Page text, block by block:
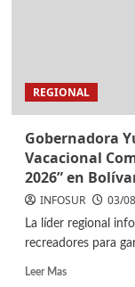
REGIONAL
Gobernadora
Vacacional
2026” en
INFOSUR 03/
La líder regional
recreadores para
Leer Mas